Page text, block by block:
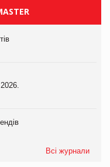
2026.
Всі журнали